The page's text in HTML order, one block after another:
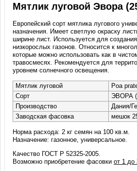
Мятлик луговой Эвора
Европейский сорт мятлика лугового
назначения. Имеет светлую окраску
ширине лист. Используется для
низкорослых газонов. Относится к
которые можно использовать как в
травосмесях. Рекомендуется для
уровнем солнечного освещения.
Мятлик луговой
Poa
Сорт
ЭВОРА
Производство
Дания/
Заводская фасовка
мешок
Норма расхода: 2 кг семян на 100 кв.м.
Назначение: газонное, универсальное.
Качество ГОСТ Р 52325-2005.
Возможно приобретение фасовкиот 1 до